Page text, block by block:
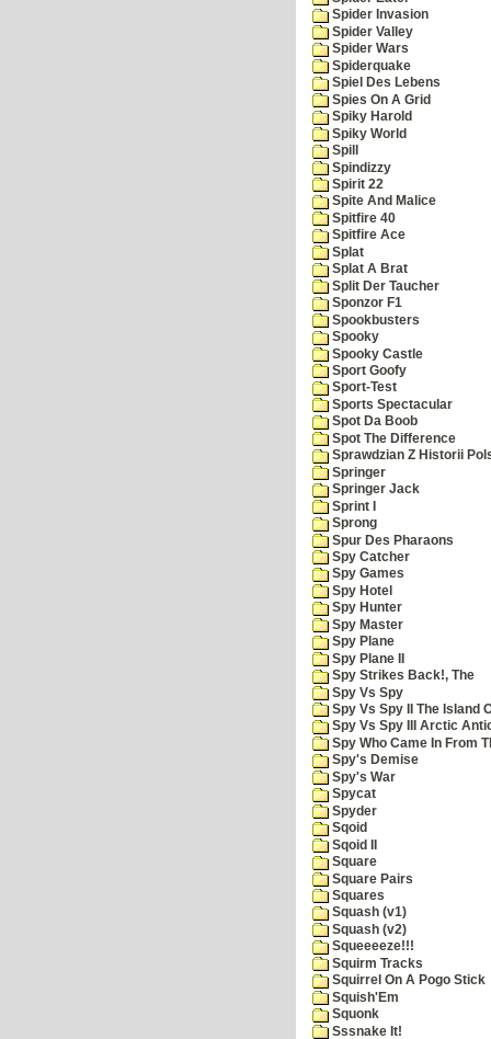
Spider Invasion
Spider Valley
Spider Wars
Spiderquake
Spiel Des Lebens
Spies On A Grid
Spiky Harold
Spiky World
Spill
Spindizzy
Spirit 22
Spite And Malice
Spitfire 40
Spitfire Ace
Splat
Splat A Brat
Split Der Taucher
Sponzor F1
Spookbusters
Spooky
Spooky Castle
Sport Goofy
Sport-Test
Sports Spectacular
Spot Da Boob
Spot The Difference
Sprawdzian Z Historii
Springer
Springer Jack
Sprint I
Sprong
Spur Des Pharaons
Spy Catcher
Spy Games
Spy Hotel
Spy Hunter
Spy Master
Spy Plane
Spy Plane II
Spy Strikes Back!, The
Spy Vs Spy
Spy Vs Spy II The Island
Spy Vs Spy III Arctic
Spy Who Came In From
Spy's Demise
Spy's War
Spycat
Spyder
Sqoid
Sqoid II
Square
Square Pairs
Squares
Squash (v1)
Squash (v2)
Squeeeeze!!!
Squirm Tracks
Squirrel On A Pogo Stick
Squish'Em
Squonk
Sssnake It!